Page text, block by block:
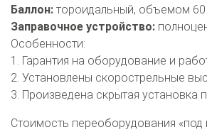
Полная диагностика ГБО
Чистка и
Замена датчика давления
Замена
Регистрация ГБО в
Штрафы в 2026 году
Документы для
Свидетельство на ГБО
Баллон: тороидальный, объемом 60
Заправочное устройство:
Особенности:
1. Гарантия на оборудование и
2. Установлены скорострельные
3. Произведена скрытая установка
Стоимость переоборудования